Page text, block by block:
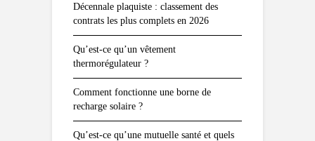
Décennale plaquiste : classement des
contrats les plus complets en 2026
Qu’est-ce qu’un vêtement
thermorégulateur ?
Comment fonctionne une borne de
recharge solaire ?
Qu’est-ce qu’une mutuelle santé et quels